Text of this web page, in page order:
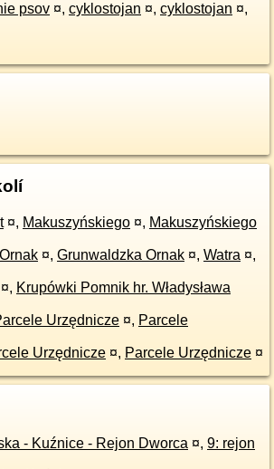
psov ¤, cyklostojan ¤, cyklostojan ¤,
¤, Makuszyńskiego ¤, Makuszyńskiego
¤, Grunwaldzka Ornak ¤, Watra ¤,
¤, Krupówki Pomnik hr. Władysława
Urzędnicze ¤, Parcele
Urzędnicze ¤, Parcele Urzędnicze ¤
- Kuźnice - Rejon Dworca ¤, 9: rejon